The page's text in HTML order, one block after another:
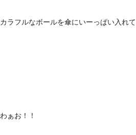
カラフルなボールを傘にいーっぱい入れて
わぁお！！